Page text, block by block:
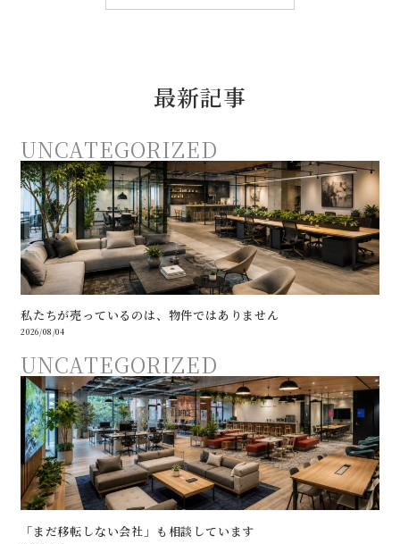
最新記事
UNCATEGORIZED
私たちが売っているのは、物件ではありません
2026/08/04
UNCATEGORIZED
「まだ移転しない会社」も相談しています